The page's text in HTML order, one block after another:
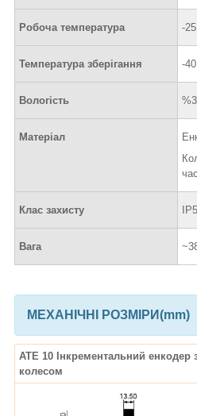
Робоча температура -
Температура зберігання -
Вологість
Матеріал
Клас захисту
Вага
МЕХАНІЧНІ РОЗМІРИ(mm)
ATE 10 Інкрементальний
колесом